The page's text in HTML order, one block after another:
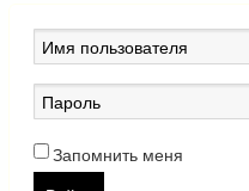
Запомнить меня